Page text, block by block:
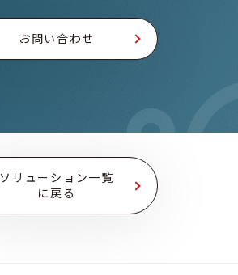
お問い合わせ
ソリューション一覧
に戻る